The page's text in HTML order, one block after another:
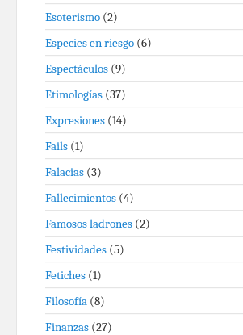
Esoterismo (2)
Especies en riesgo (6)
Espectáculos (9)
Etimologías (37)
Expresiones (14)
Fails (1)
Falacias (3)
Fallecimientos (4)
Famosos ladrones (2)
Festividades (5)
Fetiches (1)
Filosofía (8)
Finanzas (27)